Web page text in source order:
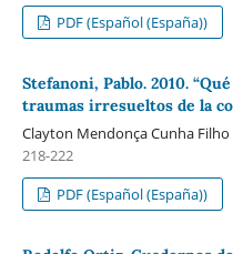
PDF (Español (España))
Stefanoni, Pablo. 2010.
traumas irresueltos de la
Clayton Mendonça Cunha Filho
218-222
PDF (Español (España))